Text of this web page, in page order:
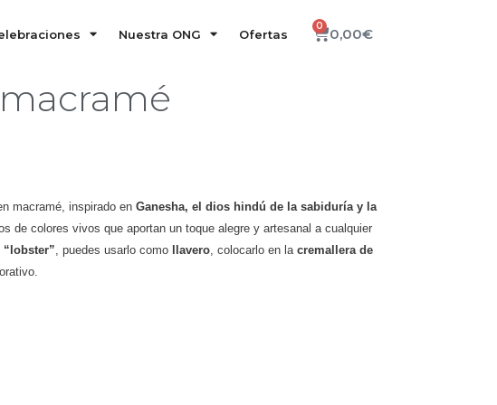
Nuestra ONG Ofertas 0,00€
0
macramé, inspirado en Ganesha, el dios hindú de la sabiduría y la
de colores vivos que aportan un toque alegre y artesanal a cualquier
, puedes usarlo como llavero , colocarlo en la cremallera de